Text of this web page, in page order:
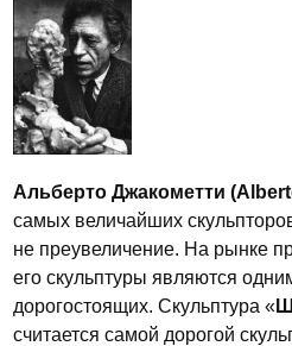
Альберто Джакометти
самых величайших
не преувеличение. На рынке
его скульптуры являются
дорогостоящих. Скульптура «
считается самой дорогой